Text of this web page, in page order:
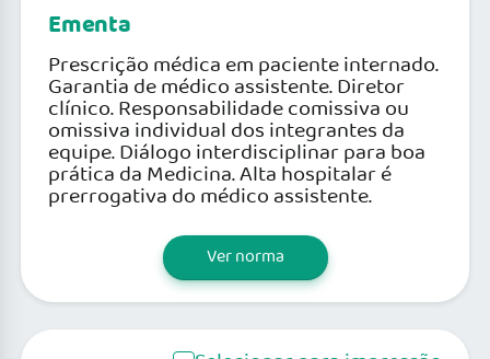
Ementa
Prescrição médica em paciente internado.
Garantia de médico assistente. Diretor
clínico. Responsabilidade comissiva ou
omissiva individual dos integrantes da
equipe. Diálogo interdisciplinar para boa
prática da Medicina. Alta hospitalar é
prerrogativa do médico assistente.
Ver norma